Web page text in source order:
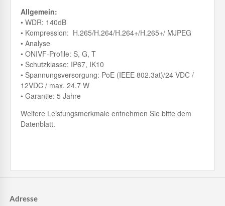
Allgemein:
• WDR: 140dB
• Kompression: H.265/H.264/H.264+/H.265+/ MJPEG
• Analyse
• ONIVF-Profile: S, G, T
• Schutzklasse: IP67, IK10
• Spannungsversorgung: PoE (IEEE 802.3at)/24 VDC /
12VDC / max. 24.7 W
• Garantie: 5 Jahre
Weitere Leistungsmerkmale entnehmen Sie bitte dem
Datenblatt.
Adresse